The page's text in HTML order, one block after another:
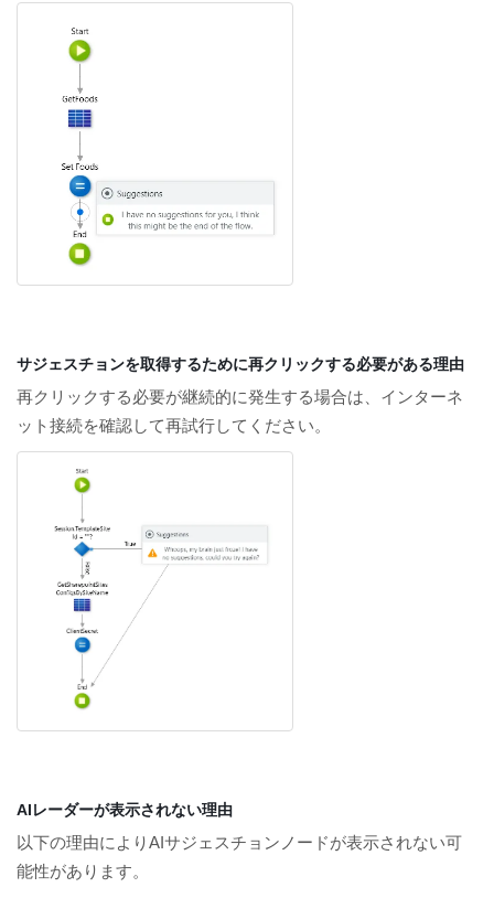
サジェスチョンを取得するために再クリックする必要がある理由
再クリックする必要が継続的に発生する場合は、インターネ
ット接続を確認して再試行してください。
AIレーダーが表示されない理由
以下の理由によりAIサジェスチョンノードが表示されない可
能性があります。